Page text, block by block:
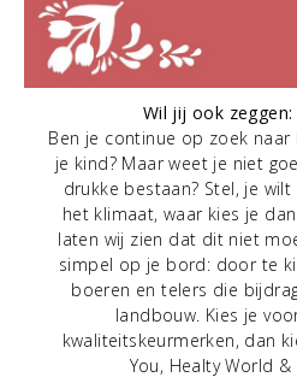
Wil jij ook zeggen:
Ben je continue op zoek
je kind? Maar weet je niet
drukke bestaan? Stel, je
het klimaat, waar kies je
laten wij zien dat dit niet
simpel op je bord: door te
boeren en telers die
landbouw. Kies je
kwaliteitskeurmerken, dan
You, Healty World